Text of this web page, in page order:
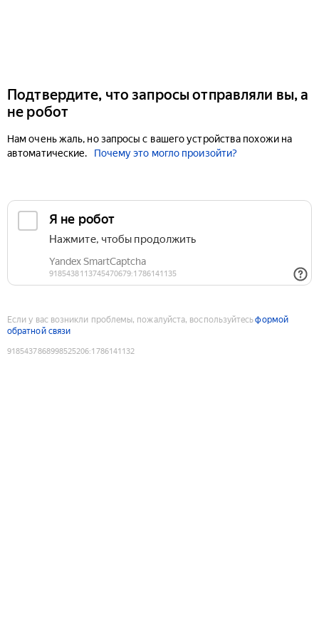
Подтвердите, что запросы отправляли вы, а
не робот
Нам очень жаль, но запросы с вашего устройства похожи на
автоматические.
Почему это могло произойти?
Если у вас возникли проблемы, пожалуйста, воспользуйтесьформой
обратной связи
9185437868998525206:1786141132